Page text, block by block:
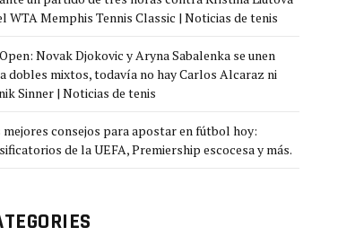
WTA Memphis Tennis Classic | Noticias de tenis
Novak Djokovic y Aryna Sabalenka se unen
dobles mixtos, todavía no hay Carlos Alcaraz ni
Sinner | Noticias de tenis
mejores consejos para apostar en fútbol hoy:
de la UEFA, Premiership escocesa y más.